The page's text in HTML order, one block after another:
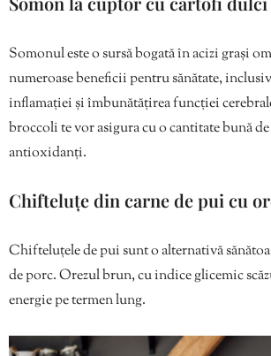
Somonul este o sursă bogată în acizi grași
numeroase beneficii pentru sănătate,
inflamației și îmbunătățirea funcției
broccoli te vor asigura cu o cantitate bună
antioxidanți.
Chifteluțe din carne de pui cu
Chifteluțele de pui sunt o alternativă
de porc. Orezul brun, cu indice glicemic
energie pe termen lung.